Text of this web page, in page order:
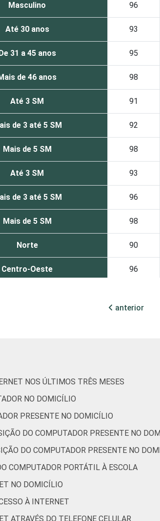
Masculino 96
Até 30 anos 93
De 31 a 45 anos 95
de 46 anos 98
Até 3 SM 91
de 3 até 5 SM 92
Mais de 5 SM 98
Até 3 SM 93
de 3 até 5 SM 96
Mais de 5 SM 98
Norte 90
Centro-Oeste 96
— Públicas
Particular 98
de 2013.
anterior
NOS ÚLTIMOS TRÊS MESES
NO DOMICÍLIO
PRESENTE NO DOMICÍLIO
DO COMPUTADOR PRESENTE NO
DO COMPUTADOR PRESENTE NO
COMPUTADOR PORTÁTIL À ESCOLA
NO DOMICÍLIO
À INTERNET
ATRAVÉS DO TELEFONE CELULAR